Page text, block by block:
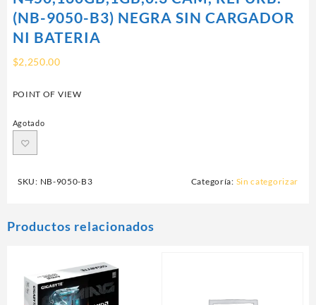
(NB-9050-B3) NEGRA SIN CARGADOR
NI BATERIA
$2,250.00
POINT OF VIEW
Agotado
SKU: NB-9050-B3 Categoría: Sin categorizar
Productos relacionados